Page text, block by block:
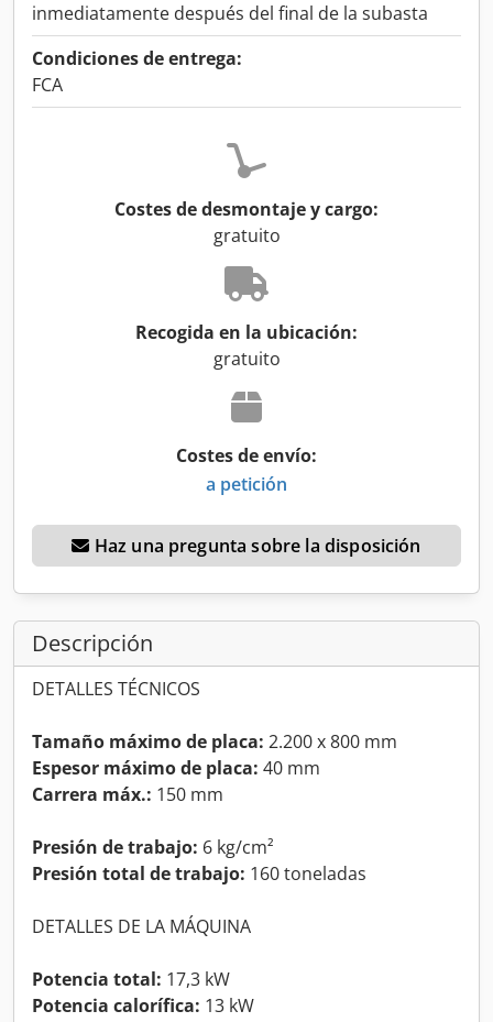
inmediatamente después del final de la subasta
Condiciones de entrega:
FCA
Costes de desmontaje y cargo:
gratuito
Recogida en la ubicación:
gratuito
Costes de envío:
a petición
Haz una pregunta sobre la disposición
Descripción
DETALLES TÉCNICOS
Tamaño máximo de placa: 2.200 x 800 mm
Espesor máximo de placa: 40 mm
Carrera máx.: 150 mm
Presión de trabajo: 6 kg/cm²
Presión total de trabajo: 160 toneladas
DETALLES DE LA MÁQUINA
Potencia total: 17,3 kW
Potencia calorífica: 13 kW